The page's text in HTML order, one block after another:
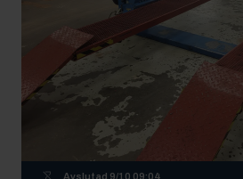
Avslutad 9/10 09:04